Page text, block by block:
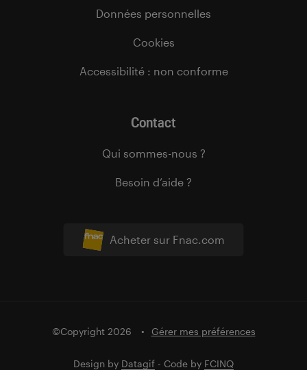
Acheter sur Fnac.com
Données personnelles
Cookies
Accessibilité : non conforme
Contact
Qui sommes-nous ?
Besoin d’aide ?
©Copyright 2026 Gérer mes préférences
Design by Datagif - Code by FCINQ